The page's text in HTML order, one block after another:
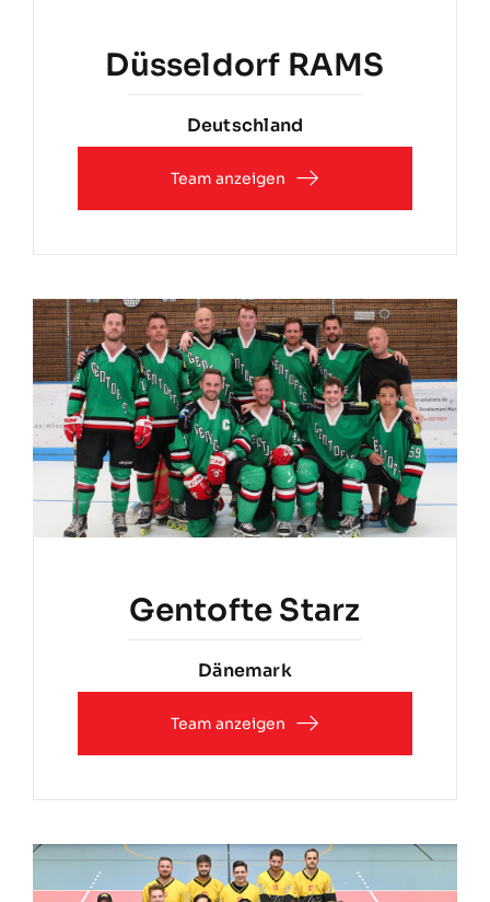
Düsseldorf RAMS
Deutschland
Team anzeigen
Gentofte Starz
Dänemark
Team anzeigen